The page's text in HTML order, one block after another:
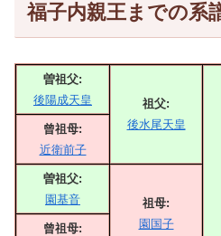
福子内親王までの系
曽祖父:
後陽成天皇
祖父:
後水尾天皇
曾祖母:
近衛前子
曽祖父:
園基音
祖母:
園国子
曾祖母: